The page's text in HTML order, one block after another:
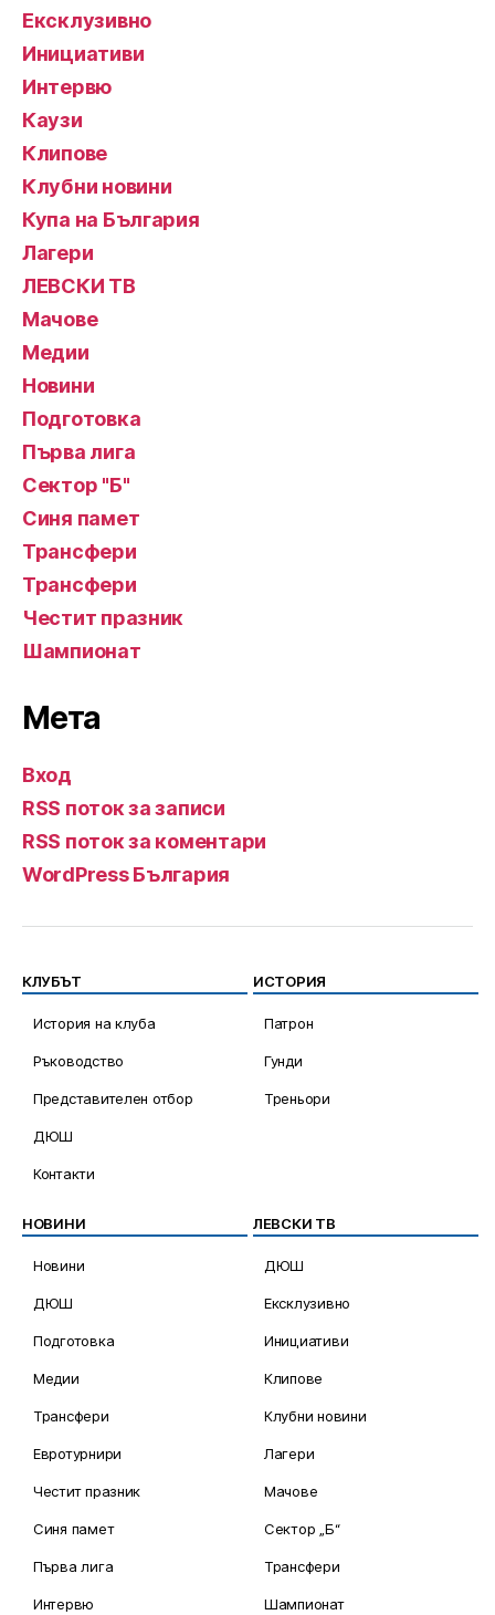
Ексклузивно
Инициативи
Интервю
Каузи
Клипове
Клубни новини
Купа на България
Лагери
ЛЕВСКИ ТВ
Мачове
Медии
Новини
Подготовка
Първа лига
Сектор "Б"
Синя памет
Трансфери
Трансфери
Честит празник
Шампионат
Мета
Вход
RSS поток за записи
RSS поток за коментари
WordPress България
КЛУБЪТ
История на клуба
Ръководство
Представителен отбор
ДЮШ
Контакти
ИСТОРИЯ
Патрон
Гунди
Треньори
НОВИНИ
Новини
ДЮШ
Подготовка
Медии
Трансфери
Евротурнири
Честит празник
Синя памет
Първа лига
Интервю
ЛЕВСКИ ТВ
ДЮШ
Ексклузивно
Инициативи
Клипове
Клубни новини
Лагери
Мачове
Сектор „Б“
Трансфери
Шампионат